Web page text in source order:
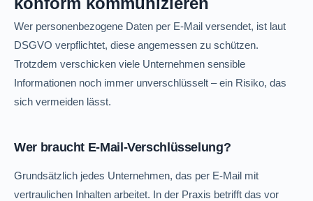
Wer personenbezogene Daten per E-Mail versendet, ist laut
DSGVO verpflichtet, diese angemessen zu schützen.
Trotzdem verschicken viele Unternehmen sensible
Informationen noch immer unverschlüsselt – ein Risiko, das
sich vermeiden lässt.
Wer braucht E-Mail-Verschlüsselung?
Grundsätzlich jedes Unternehmen, das per E-Mail mit
vertraulichen Inhalten arbeitet. In der Praxis betrifft das vor